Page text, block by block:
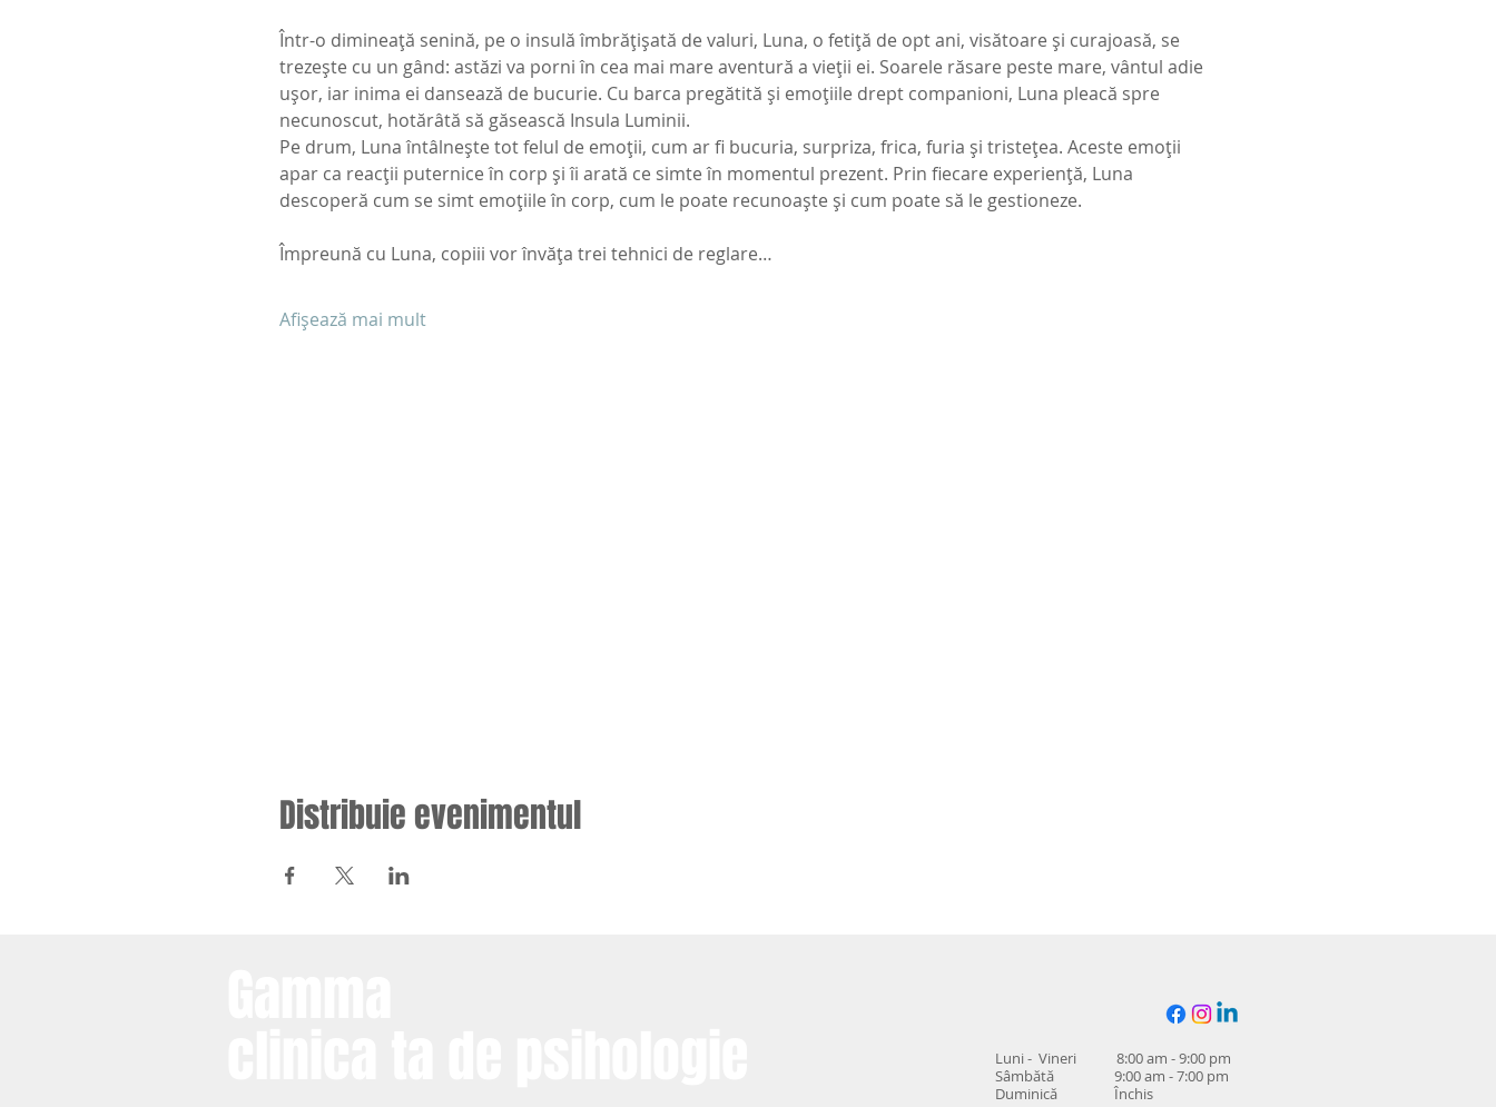
Într-o dimineață senină, pe o insulă îmbrățișată de valuri, Luna, o fetiță de opt ani, visătoare și curajoasă, se
trezește cu un gând: astăzi va porni în cea mai mare aventură a vieții ei. Soarele răsare peste mare, vântul adie
ușor, iar inima ei dansează de bucurie. Cu barca pregătită și emoțiile drept companioni, Luna pleacă spre
necunoscut, hotărâtă să găsească Insula Luminii.
Pe drum, Luna întâlnește tot felul de emoții, cum ar fi bucuria, surpriza, frica, furia și tristețea. Aceste emoții
apar ca reacții puternice în corp și îi arată ce simte în momentul prezent. Prin fiecare experiență, Luna
descoperă cum se simt emoțiile în corp, cum le poate recunoaște și cum poate să le gestioneze.
Împreună cu Luna, copiii vor învăța trei tehnici de reglare…
Afișează mai mult
Distribuie evenimentul
Luni - Vineri 8:00 am - 9:00 pm
Sâmbătă 9:00 am - 7:00 pm
Duminică Închis